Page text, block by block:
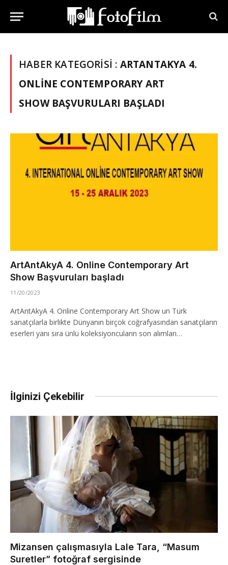
HABER KATEGORISI : ARTANTAKYA 4.
ONLINE CONTEMPORARY ART
SHOW BAŞVURULARI BAŞLADI
ArtAntAkyA 4. Online Contemporary Art
Show Başvuruları başladı
11/20/2023
ArtAntAkyA 4. Online Contemporary Art Show un Türk
sanatçılarla birlikte Dünyanın birçok coğrafyasından sanatçıların
eserleri yanı sıra ünlü koleksiyoncuların son alımları…
İlginizi Çekebilir
Mizansen çalışmasıyla Lale Tara, “Masum
Suretler” fotoğraf sergisinde